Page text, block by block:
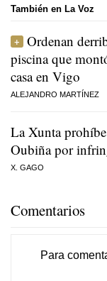
También en La Voz
Ordenan
piscina que
casa en Vigo
ALEJANDRO MARTÍNEZ
La Xunta
Oubiña por
X. GAGO
Comentarios
Para